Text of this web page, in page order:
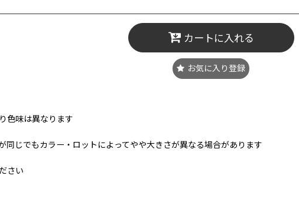
カートに入れる
お気に入り登録
色味は異なります
同じでもカラー・ロットによってやや大きさが異なる場合があります
さい